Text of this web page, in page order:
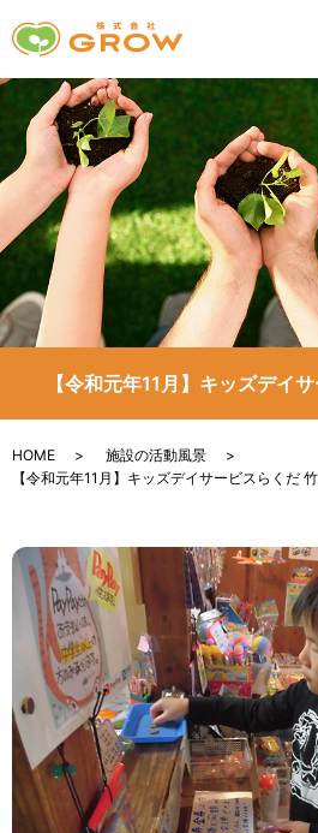
【令和元年11月】キッズデイ
HOME
施設の活動風景
【令和元年11月】キッズデイサービスらくだ